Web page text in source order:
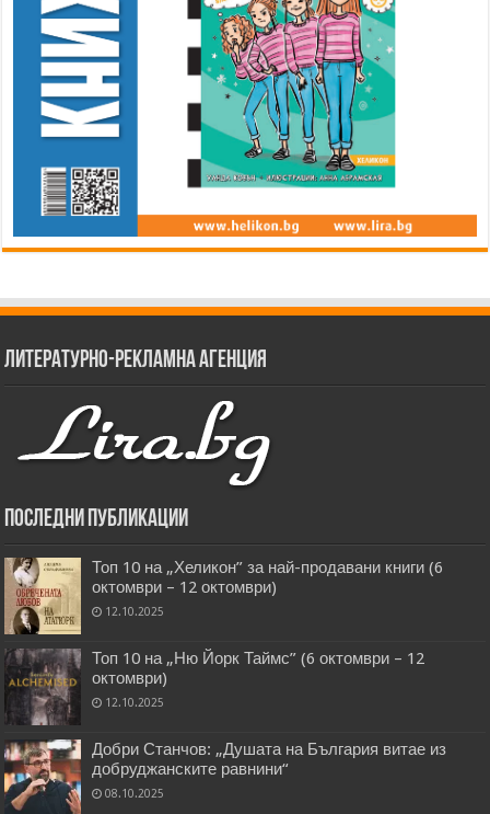
Литературно-рекламна агенция
Последни публикации
Топ 10 на „Хеликон” за най-продавани книги (6
октомври – 12 октомври)
12.10.2025
Топ 10 на „Ню Йорк Таймс” (6 октомври – 12
октомври)
12.10.2025
Добри Станчов: „Душата на България витае из
добруджанските равнини“
08.10.2025